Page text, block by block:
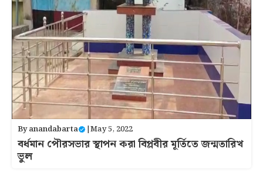
Byanandabarta |May 5, 2022
বর্ধমান পৌরসভার স্থাপন করা বিপ্লবীর মূর্তিতে জন্মতারিখ
ভুল